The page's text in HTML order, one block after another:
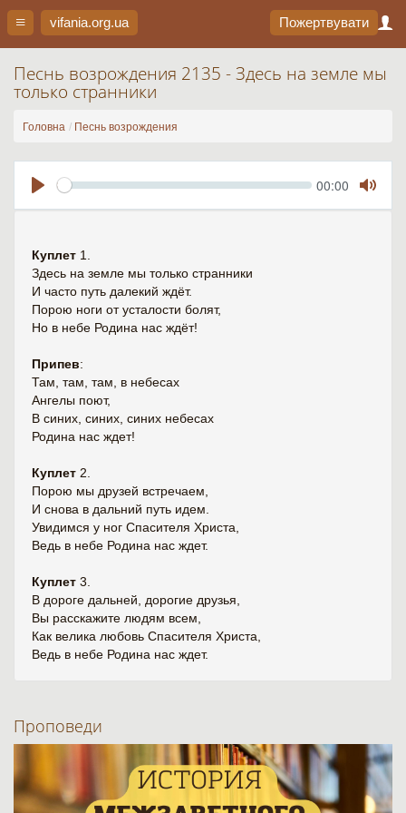
vifania.org.ua Пожертвувати
Песнь возрождения 2135 - Здесь на земле мы
только странники
Головна Песнь возрождения
Seek Current
00:00
Mute
Куплет 1.
Здесь на земле мы только странники
И часто путь далекий ждёт.
Порою ноги от усталости болят,
Но в небе Родина нас ждёт!
Припев:
Там, там, там, в небесах
Ангелы поют,
В синих, синих, синих небесах
Родина нас ждет!
Куплет 2.
Порою мы друзей встречаем,
И снова в дальний путь идем.
Увидимся у ног Спасителя Христа,
Ведь в небе Родина нас ждет.
Куплет 3.
В дороге дальней, дорогие друзья,
Вы расскажите людям всем,
Как велика любовь Спасителя Христа,
Ведь в небе Родина нас ждет.
Проповеди